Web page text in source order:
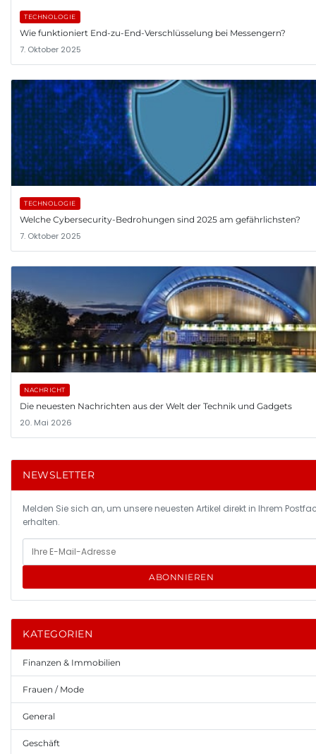
TECHNOLOGIE
Wie funktioniert End-zu-End-Verschlüsselung bei Messengern?
7. Oktober 2025
TECHNOLOGIE
Welche Cybersecurity-Bedrohungen sind 2025 am gefährlichsten?
7. Oktober 2025
NACHRICHT
Die neuesten Nachrichten aus der Welt der Technik und Gadgets
20. Mai 2026
NEWSLETTER
Melden Sie sich an, um unsere neuesten Artikel direkt in Ihrem
erhalten.
ABONNIEREN
KATEGORIEN
Finanzen & Immobilien
Frauen / Mode
General
Geschäft